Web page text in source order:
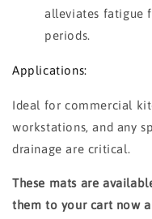
alleviates fatigue
periods.
Applications:
Ideal for commercial
workstations, and any
drainage are critical.
These mats are
them to your cart now